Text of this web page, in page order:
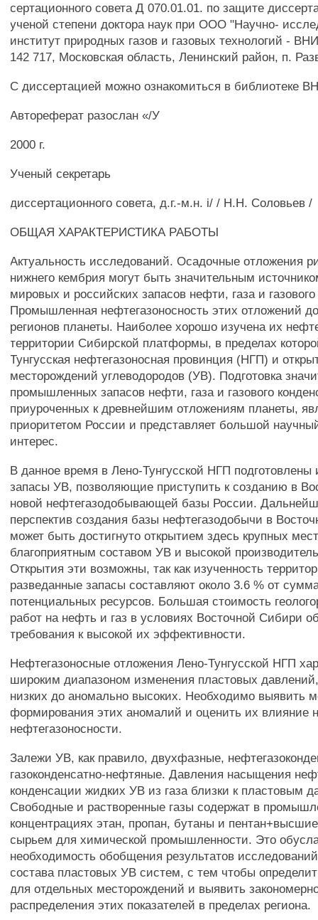
сертационного совета Д 070.01.01. по защите
ученой степени доктора наук при ООО "Научно-
институт природных газов и газовых технологий -
142 717, Московская область, Ленинский район, п.
С диссертацией можно ознакомиться в библиотеке
Автореферат разослан «/У
2000 г.
Ученый секретарь
диссертационного совета, д.г.-м.н. i/ / H.H. Соловьев /
ОБЩАЯ ХАРАКТЕРИСТИКА РАБОТЫ
Актуальность исследований. Осадочные отложения
нижнего кембрия могут быть значительным
мировых и российских запасов нефти, газа и газового
Промышленная нефтегазоносность этих отложений
регионов планеты. Наиболее хорошо изучена их
территории Сибирской платформы, в пределах
Тунгусская нефтегазоносная провинция (НГП) и
месторождений углеводородов (УВ). Подготовка
промышленных запасов нефти, газа и газового
приуроченных к древнейшим отложениям планеты,
приоритетом России и представляет большой
интерес.
В данное время в Лено-Тунгусской НГП подготовлены
запасы УВ, позволяющие приступить к созданию в
новой нефтегазодобывающей базы России.
перспектив создания базы нефтегазодобычи в
может быть достигнуто открытием здесь крупных
благоприятным составом УВ и высокой
Открытия эти возможны, так как изученность
разведанные запасы составляют около 3.6 % от
потенциальных ресурсов. Большая стоимость
работ на нефть и газ в условиях Восточной Сибири
требования к высокой их эффективности.
Нефтегазоносные отложения Лено-Тунгусской НГП
широким диапазоном изменения пластовых
низких до аномально высоких. Необходимо выявить
формирования этих аномалий и оценить их влияние
нефтегазоносности.
Залежи УВ, как правило, двухфазные,
газоконденсатно-нефтяные. Давления насыщения
конденсации жидких УВ из газа близки к пластовым
Свободные и растворенные газы содержат в
концентрациях этан, пропан, бутаны и
сырьем для химической промышленности. Это
необходимость обобщения результатов
состава пластовых УВ систем, с тем чтобы
для отдельных месторождений и выявить
распределения этих показателей в пределах региона.